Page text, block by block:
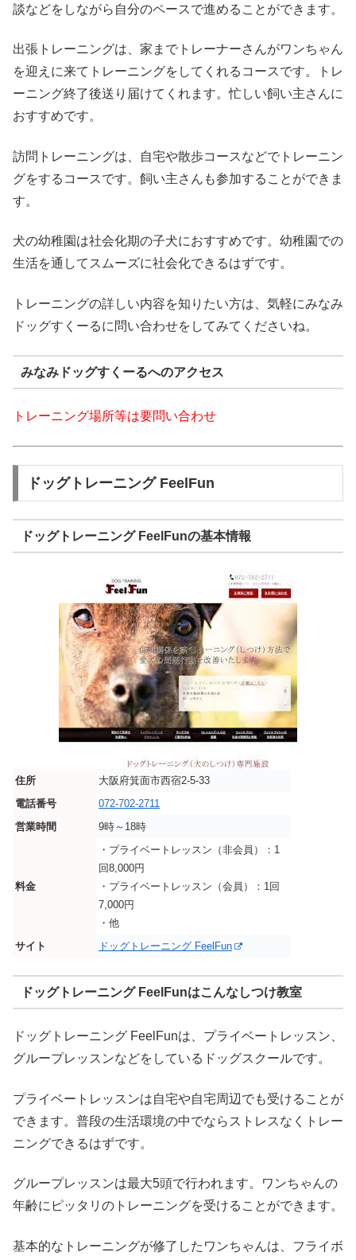
談などをしながら自分のペースで進めることができます。
出張トレーニングは、家までトレーナーさんがワンちゃん
を迎えに来てトレーニングをしてくれるコースです。トレ
ーニング終了後送り届けてくれます。忙しい飼い主さんに
おすすめです。
訪問トレーニングは、自宅や散歩コースなどでトレーニン
グをするコースです。飼い主さんも参加することができま
す。
犬の幼稚園は社会化期の子犬におすすめです。幼稚園での
生活を通してスムーズに社会化できるはずです。
トレーニングの詳しい内容を知りたい方は、気軽にみなみ
ドッグすくーるに問い合わせをしてみてくださいね。
みなみドッグすくーるへのアクセス
トレーニング場所等は要問い合わせ
ドッグトレーニング FeelFun
ドッグトレーニング FeelFunの基本情報
住所
大阪府箕面市西宿2-5-33
電話番号
072-702-2711
営業時間
9時～18時
料金
・プライベートレッスン（非会員）：1
回8,000円
・プライベートレッスン（会員）：1回
7,000円
・他
サイト
ドッグトレーニング FeelFun
ドッグトレーニング FeelFunはこんなしつけ教室
ドッグトレーニング FeelFunは、プライベートレッスン、
グループレッスンなどをしているドッグスクールです。
プライベートレッスンは自宅や自宅周辺でも受けることが
できます。普段の生活環境の中でならストレスなくトレー
ニングできるはずです。
グループレッスンは最大5頭で行われます。ワンちゃんの
年齢にピッタリのトレーニングを受けることができます。
基本的なトレーニングが修了したワンちゃんは、フライボ